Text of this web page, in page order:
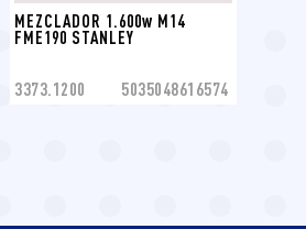
MEZCLADOR 1.600w M14
FME190 STANLEY
3373.1200 5035048616574